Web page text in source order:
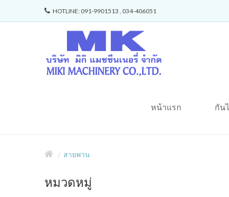
HOTLINE: 091-9901513 , 034-406051
หน้าแรก กัน
สายพาน
หมวดหมู่